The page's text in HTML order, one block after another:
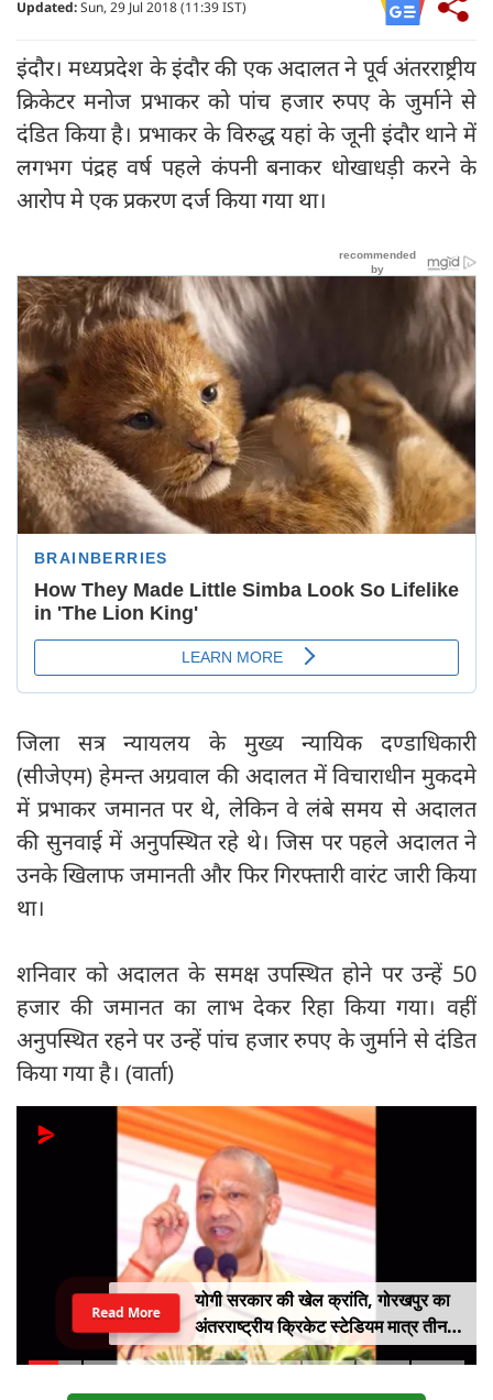
Updated:Sun, 29 Jul 2018 (11:39 IST)
इंदौर। मध्यप्रदेश के इंदौर की एक अदालत ने पूर्व अंतरराष्ट्रीय
क्रिकेटर मनोज प्रभाकर को पांच हजार रुपए के जुर्माने से
दंडित किया है। प्रभाकर के विरुद्ध यहां के जूनी इंदौर थाने में
लगभग पंद्रह वर्ष पहले कंपनी बनाकर धोखाधड़ी करने के
आरोप मे एक प्रकरण दर्ज किया गया था।
जिला सत्र न्यायलय के मुख्य न्यायिक दण्डाधिकारी
(सीजेएम) हेमन्त अग्रवाल की अदालत में विचाराधीन मुकदमे
में प्रभाकर जमानत पर थे, लेकिन वे लंबे समय से अदालत
की सुनवाई में अनुपस्थित रहे थे। जिस पर पहले अदालत ने
उनके खिलाफ जमानती और फिर गिरफ्तारी वारंट जारी किया
था।
शनिवार को अदालत के समक्ष उपस्थित होने पर उन्हें 50
हजार की जमानत का लाभ देकर रिहा किया गया। वहीं
अनुपस्थित रहने पर उन्हें पांच हजार रुपए के जुर्माने से दंडित
किया गया है। (वार्ता)
योगी सरकार की खेल क्रांति, गोरखपुर का
अंतरराष्ट्रीय क्रिकेट स्टेडियम मात्र तीन
महीने में लगभग 20% तैयार
Read More